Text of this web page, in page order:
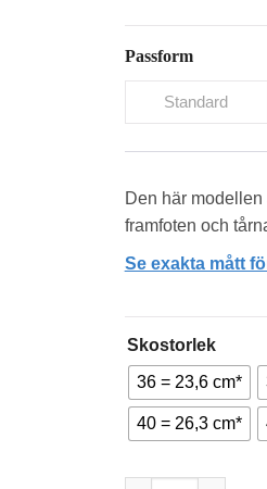
Passform
Standard
Den här
framfoten och
Se exakta mått
Skostorlek
36 = 23,6 cm*
40 = 26,3 cm*